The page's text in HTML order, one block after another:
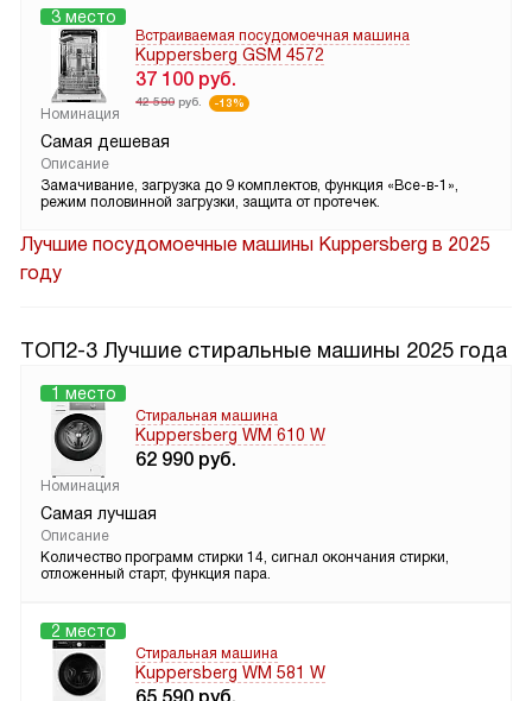
3 место
Встраиваемая посудомоечная машина
Kuppersberg GSM 4572
37 100 руб.
42 590 руб. -13%
Номинация
Самая дешевая
Описание
Замачивание, загрузка до 9 комплектов, функция «Все-в-1»,
режим половинной загрузки, защита от протечек.
Лучшие посудомоечные машины Kuppersberg в 2025
году
ТОП2-3 Лучшие стиральные машины 2025 года
1 место
Стиральная машина
Kuppersberg WM 610 W
62 990 руб.
Номинация
Самая лучшая
Описание
Количество программ стирки 14, сигнал окончания стирки,
отложенный старт, функция пара.
2 место
Стиральная машина
Kuppersberg WM 581 W
65 590 руб.